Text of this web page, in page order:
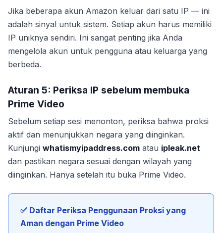
Jika beberapa akun Amazon keluar dari satu IP — ini
adalah sinyal untuk sistem. Setiap akun harus memiliki
IP uniknya sendiri. Ini sangat penting jika Anda
mengelola akun untuk pengguna atau keluarga yang
berbeda.
Aturan 5: Periksa IP sebelum membuka
Prime Video
Sebelum setiap sesi menonton, periksa bahwa proksi
aktif dan menunjukkan negara yang diinginkan.
Kunjungi whatismyipaddress.com atau ipleak.net
dan pastikan negara sesuai dengan wilayah yang
diinginkan. Hanya setelah itu buka Prime Video.
✅ Daftar Periksa Penggunaan Proksi yang
Aman dengan Prime Video